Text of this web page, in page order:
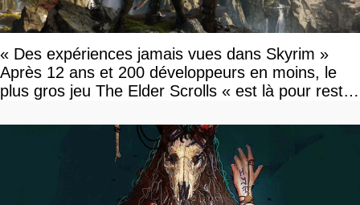
« Des expériences jamais vues dans Skyrim »
Après 12 ans et 200 développeurs en moins, le
plus gros jeu The Elder Scrolls « est là pour rester